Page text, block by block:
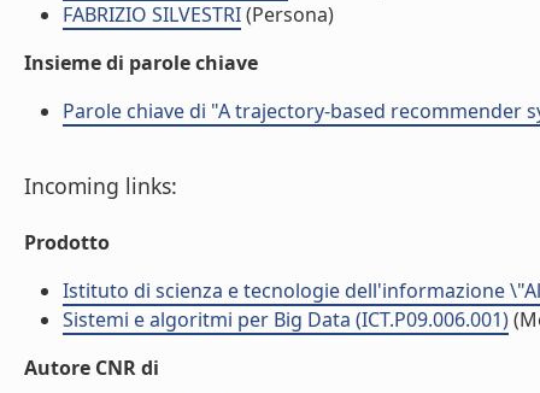
FABRIZIO SILVESTRI(Persona)
Insieme di parole chiave
Parole chiave di "A trajectory-based recommender
Incoming links:
Prodotto
Istituto di scienza e tecnologie dell'informazione
Sistemi e algoritmi per Big Data (ICT.P09.006.001)
Autore CNR di